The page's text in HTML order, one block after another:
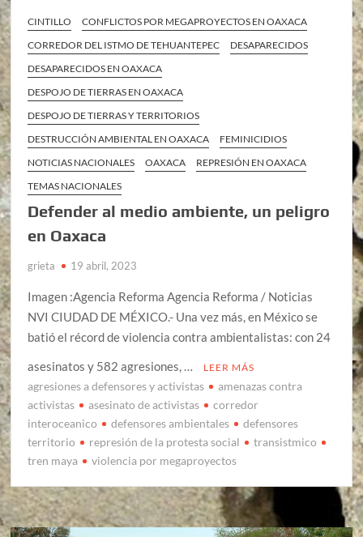
CINTILLO
CONFLICTOS POR MEGAPROYECTOS EN OAXACA
CORREDOR DEL ISTMO DE TEHUANTEPEC
DESAPARECIDOS
DESAPARECIDOS EN OAXACA
DESPOJO DE TIERRAS EN OAXACA
DESPOJO DE TIERRAS Y TERRITORIOS
DESTRUCCIÓN AMBIENTAL EN OAXACA
FEMINICIDIOS
NOTICIAS NACIONALES
OAXACA
REPRESIÓN EN OAXACA
TEMAS NACIONALES
Defender al medio ambiente, un peligro
en Oaxaca
grieta 19 abril, 2023
Imagen :Agencia Reforma Agencia Reforma / Noticias
NVI CIUDAD DE MÉXICO.- Una vez más, en México se
batió el récord de violencia contra ambientalistas: con 24
asesinatos y 582 agresiones, …
LEER MÁS
agresiones a defensores y activistas
amenazas contra
activistas
asesinato de activistas
corredor
interoceanico
defensores ambientales
defensores
territorio
represión de la protesta social
transistmico
tren maya
violencia por megaproyectos